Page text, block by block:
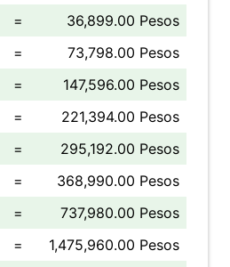
=
36,899.00 Pesos
=
73,798.00 Pesos
=
147,596.00 Pesos
=
221,394.00 Pesos
=
295,192.00 Pesos
=
368,990.00 Pesos
=
737,980.00 Pesos
=
1,475,960.00 Pesos